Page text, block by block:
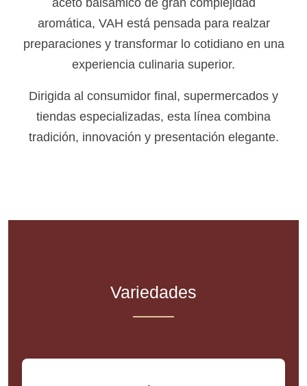
aceto balsámico de gran complejidad
aromática, VAH está pensada para realzar
preparaciones y transformar lo cotidiano en una
experiencia culinaria superior.
Dirigida al consumidor final, supermercados y
tiendas especializadas, esta línea combina
tradición, innovación y presentación elegante.
Variedades